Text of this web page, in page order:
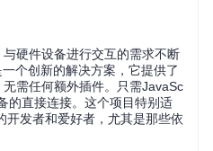
硬件设备进行交互的需求不断
个创新的解决方案，它提供了
需任何额外插件。只需JavaSc
的直接连接。这个项目特别适
开发者和爱好者，尤其是那些依